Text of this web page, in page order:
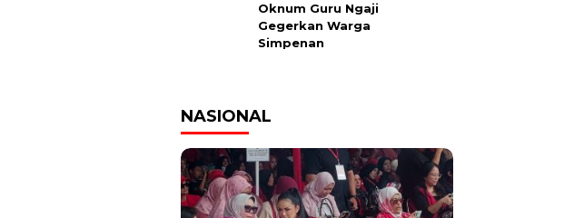
Oknum Guru Ngaji
Gegerkan Warga
Simpenan
NASIONAL